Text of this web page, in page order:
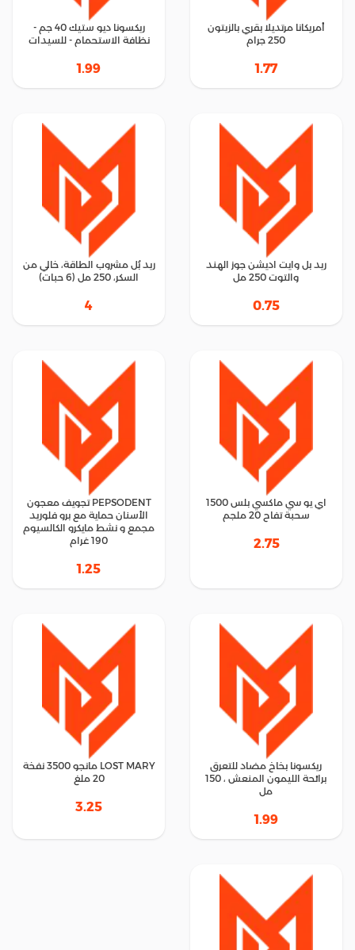
أمريكانا مرتديلا بقري بالزيتون
250 جرام
1.77
ريكسونا ديو ستيك 40 جم -
نظافة الاستحمام - للسيدات
1.99
ريد بل وايت اديشن جوز الهند
والتوت 250 مل
0.75
ريد بُل مشروب الطاقة، خالي من
السكر، 250 مل (6 حبات)
4
اي يو سي ماكسي بلس 1500
سحبة تفاح 20 ملجم
2.75
PEPSODENT تجويف معجون
الأسنان حماية مع برو فلوريد
مجمع و نشط مايكرو الكالسيوم
190 غرام
1.25
ريكسونا بخاخ مضاد للتعرق
برائحة الليمون المنعش ، 150
مل
1.99
LOST MARY مانجو 3500 نفخة
20 ملغ
3.25